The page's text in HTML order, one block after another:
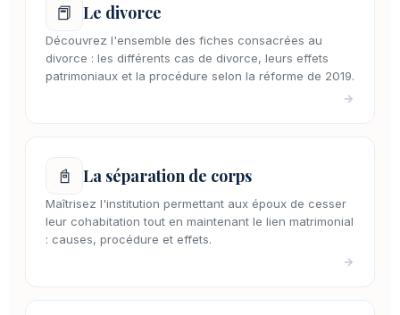
📕 Le divorce
Découvrez l'ensemble des fiches consacrées au
divorce : les différents cas de divorce, leurs effets
patrimoniaux et la procédure selon la réforme de 2019.
→
📓 La séparation de corps
Maîtrisez l'institution permettant aux époux de cesser
leur cohabitation tout en maintenant le lien matrimonial
: causes, procédure et effets.
→